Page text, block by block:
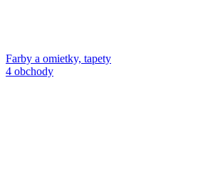
Farby a omietky, tapety
4 obchody